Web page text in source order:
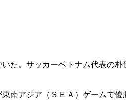
た。サッカーベトナム代表の
南アジア（ＳＥＡ）ゲームで